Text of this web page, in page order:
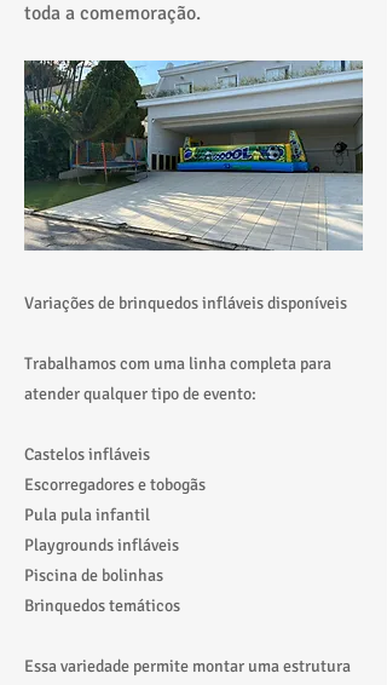
toda a comemoração.
Variações de brinquedos infláveis disponíveis
Trabalhamos com uma linha completa para
atender qualquer tipo de evento:
Castelos infláveis
Escorregadores e tobogãs
Pula pula infantil
Playgrounds infláveis
Piscina de bolinhas
Brinquedos temáticos
Essa variedade permite montar uma estrutura